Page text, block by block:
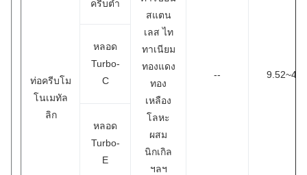
ท่อครีบโม
โนเมทัล
ลิก
ครีบต่ำ
สแตน
เลส ไท
ทาเนียม
ทองแดง
ทอง
เหลือง
โลหะ
ผสม
นิกเกิล
ฯลฯ
-- 9.52~40
หลอด
Turbo-
C
หลอด
Turbo-
E